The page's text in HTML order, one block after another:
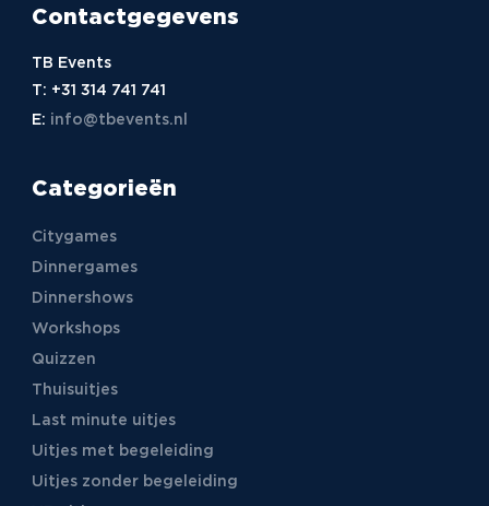
Contactgegevens
TB Events
T: +31 314 741 741
E: info@tbevents.nl
Categorieën
Citygames
Dinnergames
Dinnershows
Workshops
Quizzen
Thuisuitjes
Last minute uitjes
Uitjes met begeleiding
Uitjes zonder begeleiding